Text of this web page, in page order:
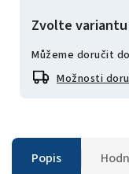
Zvolte variantu
Můžeme doručit
Možnosti
Popis